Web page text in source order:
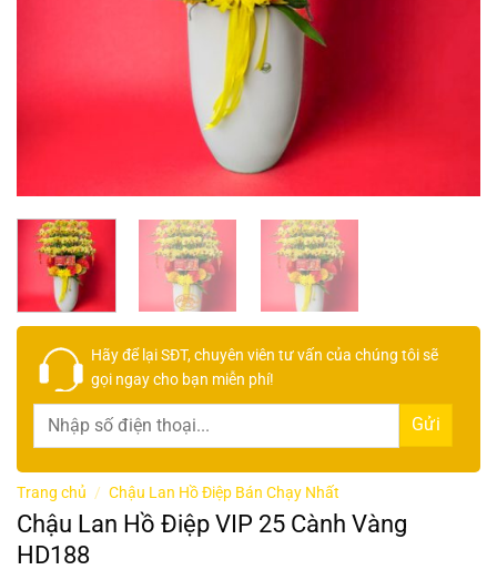
Hãy để lạiSĐT, chuyên viên tư vấn của chúng tôi sẽ
gọi ngay cho bạn miễn phí!
Trang chủ / Chậu Lan Hồ Điệp Bán Chạy Nhất
Chậu Lan Hồ Điệp VIP 25 Cành Vàng
HD188